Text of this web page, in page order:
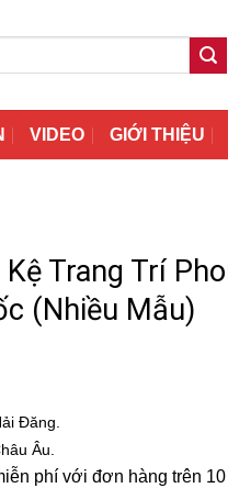
VIDEO GIỚI THIỆU
Trang Trí
(Nhiều Mẫu)
Đăng.
Âu.
phí với đơn hàng trên 10